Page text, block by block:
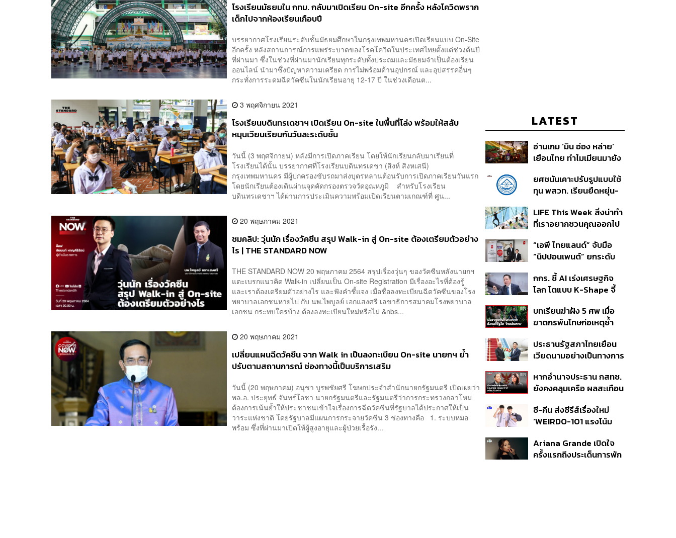
โรงเรียนมัธยมใน กทม. กลับมาเปิดเรียน On-site อีกครั้ง หลังโควิดพราก
เด็กไปจากห้องเรียนเกือบปี
บรรยากาศโรงเรียนระดับชั้นมัธยมศึกษาในกรุงเทพมหานครเปิดเรียนแบบ On-Site
อีกครั้ง หลังสถานการณ์การแพร่ระบาดของโรคโควิดในประเทศไทยตั้งแต่ช่วงต้นปี
ที่ผ่านมา ซึ่งในช่วงที่ผ่านมานักเรียนทุกระดับทั้งประถมและมัธยมจำเป็นต้องเรียน
ออนไลน์ นำมาซึ่งปัญหาความเครียด การไม่พร้อมด้านอุปกรณ์ และอุปสรรคอื่นๆ
กระทั่งการระดมฉีดวัคซีนในนักเรียนอายุ 12-17 ปี ในช่วงเดือนต...
3 พฤศจิกายน 2021
โรงเรียนบดินทรเดชาฯ เปิดเรียน On-site ในพื้นที่โล่ง พร้อมให้สลับ
หมุนเวียนเรียนกันวันละระดับชั้น
วันนี้ (3 พฤศจิกายน) หลังมีการเปิดภาคเรียน โดยให้นักเรียนกลับมาเรียนที่
โรงเรียนได้นั้น บรรยากาศที่โรงเรียนบดินทรเดชา (สิงห์ สิงหเสนี)
กรุงเทพมหานคร มีผู้ปกครองขับรถมาส่งบุตรหลานต้อนรับการเปิดภาคเรียนวันแรก
โดยนักเรียนต้องเดินผ่านจุดคัดกรองตรวจวัดอุณหภูมิ สำหรับโรงเรียน
บดินทรเดชาฯ ได้ผ่านการประเมินความพร้อมเปิดเรียนตามเกณฑ์ที่ ศูน...
20 พฤษภาคม 2021
ชมคลิป: วุ่นนัก เรื่องวัคซีน สรุป Walk-in สู่ On-site ต้องเตรียมตัวอย่าง
ไร | THE STANDARD NOW
THE STANDARD NOW 20 พฤษภาคม 2564 สรุปเรื่องวุ่นๆ ของวัคซีนหลังนายกฯ
แตะเบรกแนวคิด Walk-in เปลี่ยนเป็น On-site Registration มีเรื่องอะไรที่ต้องรู้
และเราต้องเตรียมตัวอย่างไร และฟังคำชี้แจง เมื่อชื่อลงทะเบียนฉีดวัคซีนของโรง
พยาบาลเอกชนหายไป กับ นพ.ไพบูลย์ เอกแสงศรี เลขาธิการสมาคมโรงพยาบาล
เอกชน กระทบใครบ้าง ต้องลงทะเบียนใหม่หรือไม่ &nbs...
20 พฤษภาคม 2021
เปลี่ยนแผนฉีดวัคซีน จาก Walk in เป็นลงทะเบียน On-site นายกฯ ย้ำ
ปรับตามสถานการณ์ ช่องทางนี้เป็นบริการเสริม
วันนี้ (20 พฤษภาคม) อนุชา บูรพชัยศรี โฆษกประจำสำนักนายกรัฐมนตรี เปิดเผยว่า
พล.อ. ประยุทธ์ จันทร์โอชา นายกรัฐมนตรีและรัฐมนตรีว่าการกระทรวงกลาโหม
ต้องการเน้นย้ำให้ประชาชนเข้าใจเรื่องการฉีดวัคซีนที่รัฐบาลได้ประกาศให้เป็น
วาระแห่งชาติ โดยรัฐบาลมีแผนการกระจายวัคซีน 3 ช่องทางคือ 1. ระบบหมอ
พร้อม ซึ่งที่ผ่านมาเปิดให้ผู้สูงอายุและผู้ป่วยเรื้อรัง...
LATEST
อ่านเกม ‘มิน อ่อง หล่าย’
เยือนไทย ทำไมเมียนมายัง
วันที่ค่าเงินตก ทุนสำรอง
ต่ำ
ยศชนันเคาะปรับรูปแบบใช้
ทุน พสวท. เรียนยืดหยุ่น-
เวลาเรียน-ดึงผลงานลด
หย่อนเวลา ดันให้มีผลย้อน
LIFE This Week สิ่งน่าทำ
ที่เราอยากชวนคุณออกไป
สิงหาคม 2569
“เอพี ไทยแลนด์” จับมือ
“นิปปอนเพนต์” ยกระดับ
ในไทยสู่มาตรฐานโลกด้วย
EPD International
พร้อมชูแนวคิด Global
Standards for Global
Sustainable Living ส่ง
มอบบ้านคุณภาพ ลดผลก
ระทบต่อสิ่งแวดล้อม พร้อม
ปั้นนักออกแบบที่ใส่ใจโลก
กกร. ชี้ AI เร่งเศรษฐกิจ
โลก โตแบบ K-Shape จี้
รับคลื่นลงทุนใหม่
บทเรียนฆ่าฝัง 5 ศพ เมื่อ
ฆาตกรพ้นโทษก่อเหตุซ้ำ
คืนความยุติธรรม
ประธานรัฐสภาไทยเยือน
เวียดนามอย่างเป็นทางการ
แห่งชาติ สานสัมพันธ์
แน่นแฟ้น 50 ปี
หากอำนาจประธาน กสทช.
ยังคงคลุมเครือ ผลสะเทือน
หนักแค่ไหน
ซี-คีน ส่งซีรีส์เรื่องใหม่
‘WEIRDO-101 แรงโน้ม
แรก 14 ส.ค. นี้
Ariana Grande เปิดใจ
ครั้งแรกถึงประเด็นการพัก